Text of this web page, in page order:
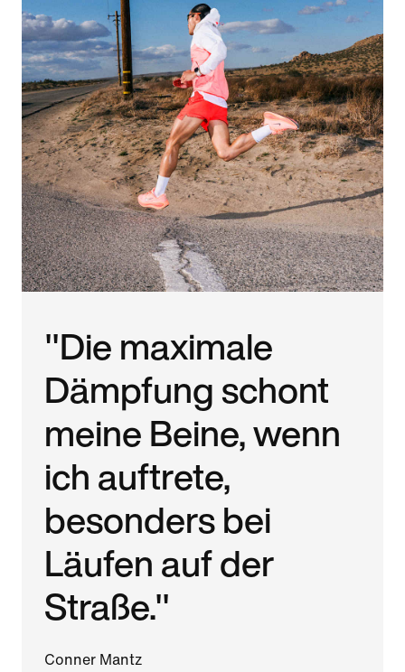
"Die maximale
Dämpfung schont
meine Beine, wenn
ich auftrete,
besonders bei
Läufen auf der
Straße."
Conner Mantz